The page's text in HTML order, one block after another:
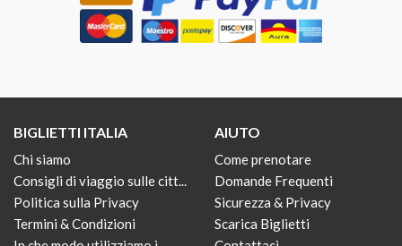
BIGLIETTI ITALIA
Chi siamo
Consigli di viaggio sulle citt...
Politica sulla Privacy
Termini & Condizioni
AIUTO
Come prenotare
Domande Frequenti
Sicurezza & Privacy
Scarica Biglietti